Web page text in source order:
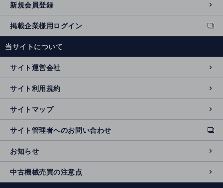
新規会員登録
掲載企業様用ログイン
ext
e
n
al
si
t
e
当サイトについて
サイト運営会社
サイト利用規約
サイトマップ
サイト管理者へのお問い合わせ
ext
e
r
n
al
si
お知らせ
中古機械売買の注意点